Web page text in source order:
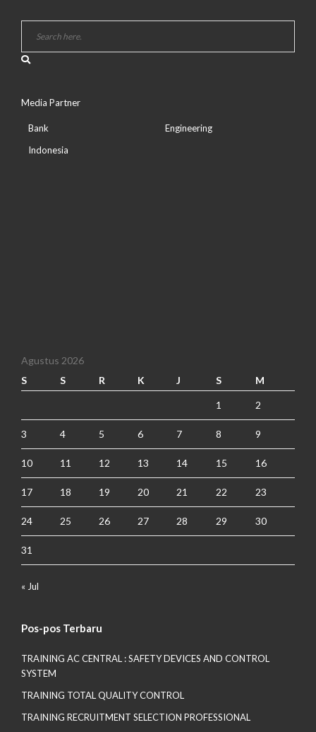
Media Partner
Bank
Indonesia
Engineering
Agustus 2026
S
S R K J S M
1 2
3 4 5 6 7 8 9
10 11 12 13 14 15 16
17 18 19 20 21 22 23
24 25 26 27 28 29 30
31
« Jul
Pos-pos Terbaru
TRAINING AC CENTRAL : SAFETY DEVICES AND CONTROL
SYSTEM
TRAINING TOTAL QUALITY CONTROL
TRAINING RECRUITMENT SELECTION PROFESSIONAL